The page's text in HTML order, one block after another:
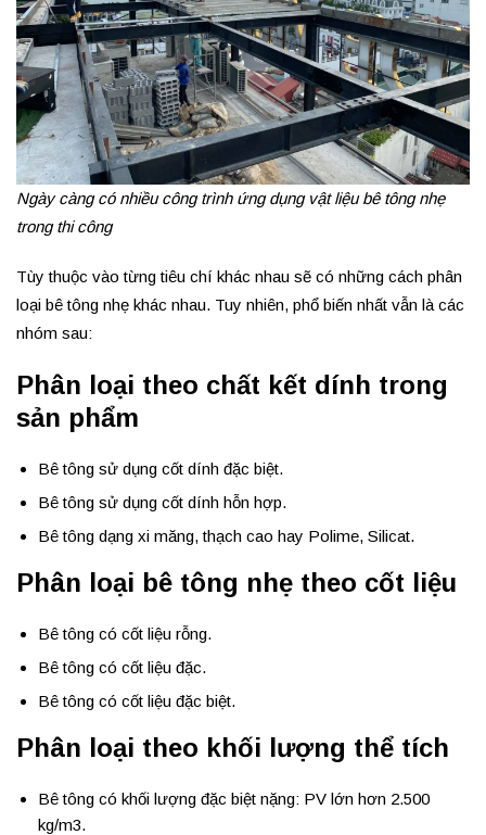
Ngày càng có nhiều công trình ứng dụng vật liệu bê tông nhẹ
trong thi công
Tùy thuộc vào từng tiêu chí khác nhau sẽ có những cách phân
loại bê tông nhẹ khác nhau. Tuy nhiên, phổ biến nhất vẫn là các
nhóm sau:
Phân loại theo chất kết dính trong
sản phẩm
Bê tông sử dụng cốt dính đặc biệt.
Bê tông sử dụng cốt dính hỗn hợp.
Bê tông dạng xi măng, thạch cao hay Polime, Silicat.
Phân loại bê tông nhẹ theo cốt liệu
Bê tông có cốt liệu rỗng.
Bê tông có cốt liệu đặc.
Bê tông có cốt liệu đặc biệt.
Phân loại theo khối lượng thể tích
Bê tông có khối lượng đặc biệt nặng: PV lớn hơn 2.500
kg/m3.